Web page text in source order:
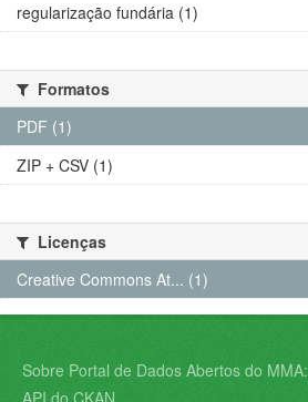
regularização fundária (1)
Formatos
PDF (1)
ZIP + CSV (1)
Licenças
Creative Commons At... (1)
Sobre Portal de Dados Abertos do MMA:
API do CKAN